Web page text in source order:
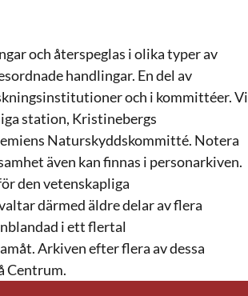
och återspeglas i olika typer av
handlingar. En del av
och i kommittéer. Vi
station, Kristinebergs
Naturskyddskommitté. Notera
även kan finnas i personarkiven.
den vetenskapliga
därmed äldre delar av flera
i ett flertal
Arkiven efter flera av dessa
Centrum.